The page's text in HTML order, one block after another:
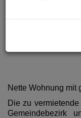
ACHTUNG:
Wohnung wird
Nette Wohnung mit
Die zu
Gemeindebezirk